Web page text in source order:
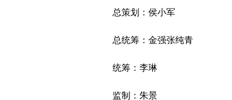
总策划：侯小军
总统筹：金强张纯青
统筹：李琳
监制：朱景